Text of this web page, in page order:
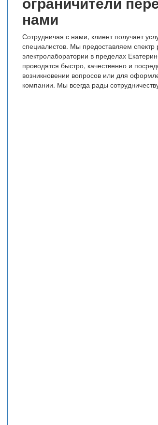
нами
Сотрудничая с нами, клиент получает
специалистов. Мы предоставляем спектр
электролаборатории в пределах
проводятся быстро, качественно и
возникновении вопросов или для
компании. Мы всегда рады